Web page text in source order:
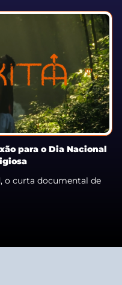
para o Dia Nacional
o curta documental de